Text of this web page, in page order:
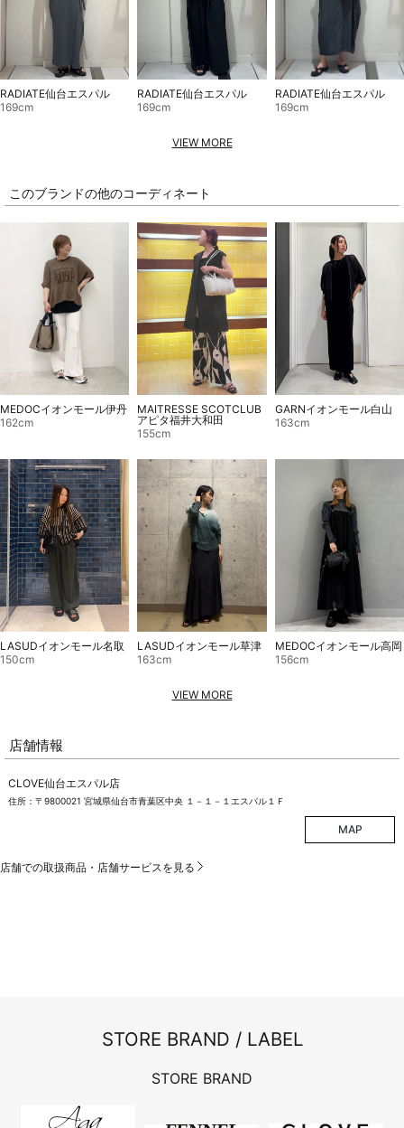
RADIATE仙台エスパル
169cm
RADIATE仙台エスパル
169cm
RADIATE仙台エスパル
169cm
VIEW MORE
このブランドの他のコーディネート
MEDOCイオンモール伊丹
162cm
MAITRESSE SCOTCLUB
アピタ福井大和田
155cm
GARNイオンモール白山
163cm
LASUDイオンモール名取
150cm
LASUDイオンモール草津
163cm
MEDOCイオンモール高岡
156cm
VIEW MORE
店舗情報
CLOVE仙台エスパル店
住所：〒9800021 宮城県仙台市青葉区中央 １－１－１エスパル１Ｆ
MAP
店舗での取扱商品・店舗サービスを見る
STORE BRAND / LABEL
STORE BRAND